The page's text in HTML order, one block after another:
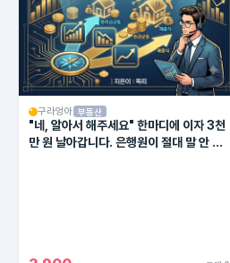
구라엉아 부동산
"네, 알아서 해주세요" 한마디에 이자 3천
만 원 날아갑니다. 은행원이 절대 말 안 해